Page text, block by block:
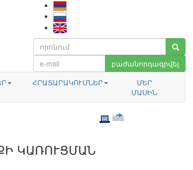
բաժանորդագրվել
ՀՐԱՏԱՐԱԿՈՒՄՆԵՐ
ՄԵՐ
ՄԱՍԻՆ
ԿԱՌՈՒՑՄԱՆ